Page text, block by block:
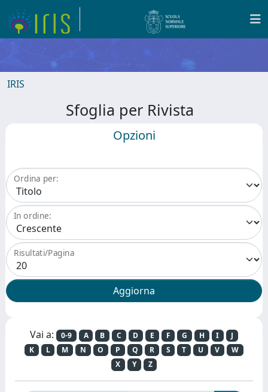
IRIS
Sfoglia per Rivista
Opzioni
Ordina per:
In ordine:
Risultati/Pagina
Vai a: 0-9 A B C D E F G H I
J
K
L M N O P Q R S T U V
W
X
Y Z